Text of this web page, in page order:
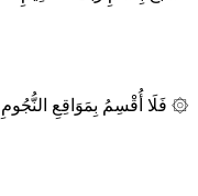
۞ فَلَا أُقْسِمُ بِمَوَاقِعِ النُّجُومِ